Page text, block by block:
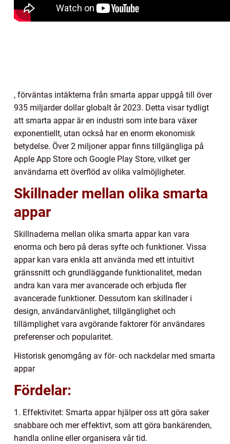
, förväntas intäkterna från smarta appar uppgå till över
935 miljarder dollar globalt år 2023. Detta visar tydligt
att smarta appar är en industri som inte bara växer
exponentiellt, utan också har en enorm ekonomisk
betydelse. Över 2 miljoner appar finns tillgängliga på
Apple App Store och Google Play Store, vilket ger
användarna ett överflöd av olika valmöjligheter.
Skillnader mellan olika smarta
appar
Skillnaderna mellan olika smarta appar kan vara
enorma och bero på deras syfte och funktioner. Vissa
appar kan vara enkla att använda med ett intuitivt
gränssnitt och grundläggande funktionalitet, medan
andra kan vara mer avancerade och erbjuda fler
avancerade funktioner. Dessutom kan skillnader i
design, användarvänlighet, tillgänglighet och
tillämplighet vara avgörande faktorer för användares
preferenser och popularitet.
Historisk genomgång av för- och nackdelar med smarta
appar
Fördelar:
1. Effektivitet: Smarta appar hjälper oss att göra saker
snabbare och mer effektivt, som att göra bankärenden,
handla online eller organisera vår tid.